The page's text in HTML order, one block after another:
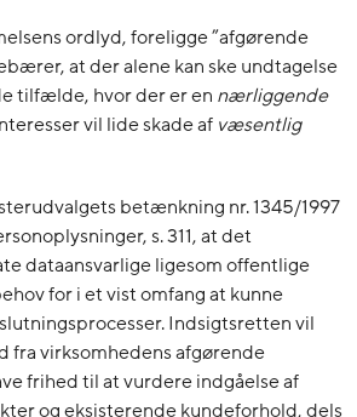
ordlyd, foreligge ”afgørende
at der alene kan ske undtagelse
tilfælde, hvor der er en nærliggende
vil lide skade af væsentlig
betænkning nr. 1345/1997
s. 311, at det
dataansvarlige ligesom offentlige
for i et vist omfang at kunne
Indsigtsretten vil
fra virksomhedens afgørende
frihed til at vurdere indgåelse af
og eksisterende kundeforhold, dels